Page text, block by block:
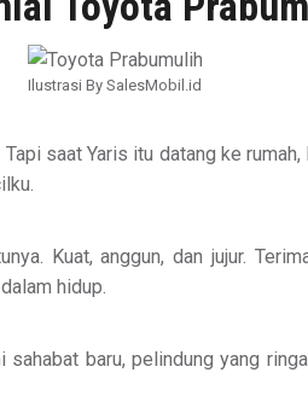
Ilustrasi By SalesMobil.id
saat Yaris itu datang ke
Kuat, anggun, dan jujur.
hidup.
baru, pelindung yang